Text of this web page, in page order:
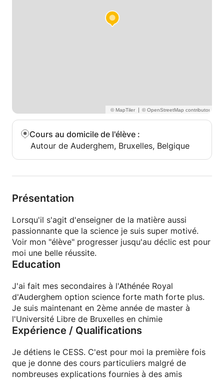
|
Cours au domicile de l'élève :
Autour de Auderghem, Bruxelles, Belgique
Présentation
Lorsqu'il s'agit d'enseigner de la matière aussi
passionnante que la science je suis super motivé.
Voir mon "élève" progresser jusqu'au déclic est pour
moi une belle réussite.
Education
J'ai fait mes secondaires à l'Athénée Royal
d'Auderghem option science forte math forte plus.
Je suis maintenant en 2ème année de master à
l'Université Libre de Bruxelles en chimie
Expérience / Qualifications
Je détiens le CESS. C'est pour moi la première fois
que je donne des cours particuliers malgré de
nombreuses explications fournies à des amis